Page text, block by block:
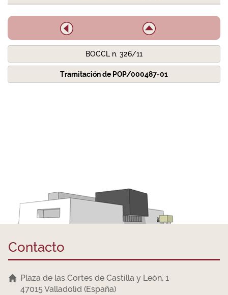
BOCCL n. 326/11
Tramitación de POP/000487-01
Contacto
Plaza de las Cortes de Castilla y León, 1
47015 Valladolid (España)